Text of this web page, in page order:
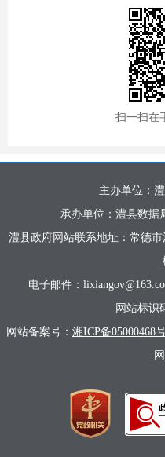
扫一扫在
主办单位：
承办单位：澧县数据
澧县政府网站联系地址：常德
电子邮件：
网站标识
网站备案号： 湘ICP备05000468